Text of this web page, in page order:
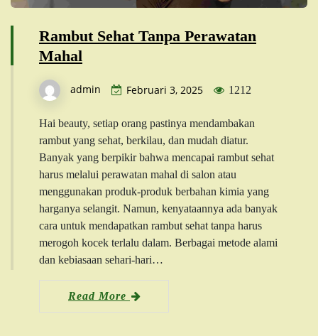
Rambut Sehat Tanpa Perawatan
Mahal
admin Februari 3, 2025 1212
Hai beauty, setiap orang pastinya mendambakan
rambut yang sehat, berkilau, dan mudah diatur.
Banyak yang berpikir bahwa mencapai rambut sehat
harus melalui perawatan mahal di salon atau
menggunakan produk-produk berbahan kimia yang
harganya selangit. Namun, kenyataannya ada banyak
cara untuk mendapatkan rambut sehat tanpa harus
merogoh kocek terlalu dalam. Berbagai metode alami
dan kebiasaan sehari-hari…
Read More